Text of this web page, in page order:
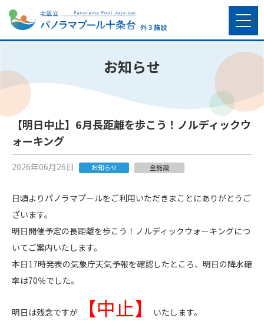
お知らせ
【明日中止】6月長距離を歩こう！ノルディックウ
ォーキング
2026年06月26日 お知らせ 全施設
日頃よりパノラマプールをご利用いただきまことにありがとうご
ざいます。
明日開催予定の長距離を歩こう！ノルディックウォーキングにつ
いてご案内いたします。
本日17時発表の気象庁天気予報を確認したところ、明日の降水確
率は70％でした。
明日は残念ですが 【中止】
いたします。